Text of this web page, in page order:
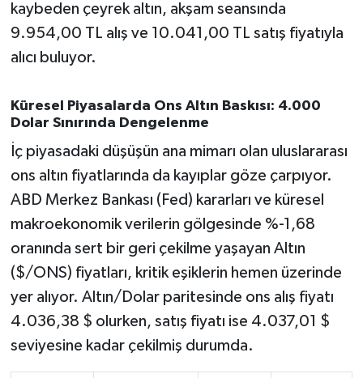
kaybeden çeyrek altın, akşam seansında
9.954,00 TL alış ve 10.041,00 TL satış fiyatıyla
alıcı buluyor.
Küresel Piyasalarda Ons Altın Baskısı: 4.000
Dolar Sınırında Dengelenme
İç piyasadaki düşüşün ana mimarı olan uluslararası
ons altın fiyatlarında da kayıplar göze çarpıyor.
ABD Merkez Bankası (Fed) kararları ve küresel
makroekonomik verilerin gölgesinde %-1,68
oranında sert bir geri çekilme yaşayan Altın
($/ONS) fiyatları, kritik eşiklerin hemen üzerinde
yer alıyor. Altın/Dolar paritesinde ons alış fiyatı
4.036,38 $ olurken, satış fiyatı ise 4.037,01 $
seviyesine kadar çekilmiş durumda.
SÜRMANŞET
Susurluk
TARİHTE BUGÜN
TEKNOLOJİ
Trend
TÜRKİYE
VİZYONDAKİLER
YAŞAM